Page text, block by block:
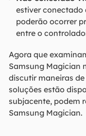
estiver conectado
poderão ocorrer
entre o
Agora que
Samsung Magician
discutir maneiras
soluções estão
subjacente, podem
Samsung Magician.